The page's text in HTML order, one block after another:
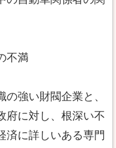
不満
強い財閥企業と、
府に対し、根深い不
済に詳しいある専門